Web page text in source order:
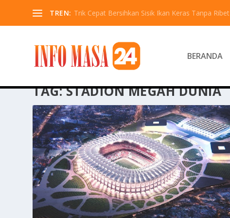
TREN: Trik Cepat Bersihkan Sisik Ikan Keras Tanpa Ribet
BERANDA
TAG:STADION MEGAH DUNIA